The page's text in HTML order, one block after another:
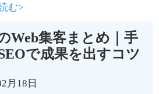
む>
Web集客まとめ｜手
で成果を出すコツ
月18日